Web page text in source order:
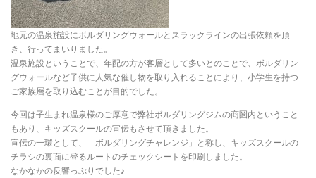
地元の温泉施設にボルダリングウォールとスラックラインの出張依頼を頂
き、行ってまいりました。
温泉施設ということで、年配の方が客層として多いとのことで、ボルダリン
グウォールなど子供に人気な催し物を取り入れることにより、小学生を持つ
ご家族層を取り込むことが目的でした。
今回は子生まれ温泉様のご厚意で弊社ボルダリングジムの商圏内ということ
もあり、キッズスクールの宣伝もさせて頂きました。
宣伝の一環として、「ボルダリングチャレンジ」と称し、キッズスクールの
チラシの裏面に登るルートのチェックシートを印刷しました。
なかなかの反響っぷりでした♪